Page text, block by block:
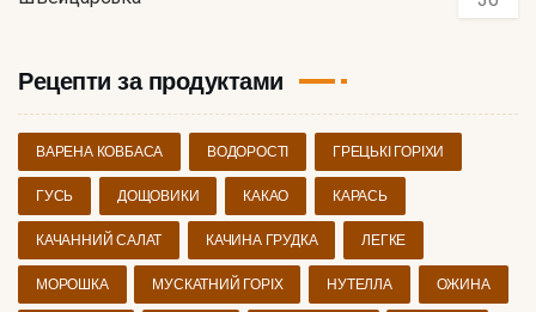
Рецепти за продуктами
ВАРЕНА КОВБАСА ВОДОРОСТІ ГРЕЦЬКІ ГОРІХИ
ГУСЬ ДОЩОВИКИ КАКАО КАРАСЬ
КАЧАННИЙ САЛАТ КАЧИНА ГРУДКА ЛЕГКЕ
МОРОШКА МУСКАТНИЙ ГОРІХ НУТЕЛЛА ОЖИНА